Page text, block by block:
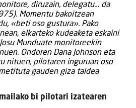
diruzain, delegatu… da
Momentu bakoitzean
«beti oso gustura». Pako
elkarteko kudeaketa eskaini
Munduate monitoreekin
Ondoren Dana Johnson eta
nituen, pilotaren inguruan oso
gauden giza taldea
bi pilotari izatearen